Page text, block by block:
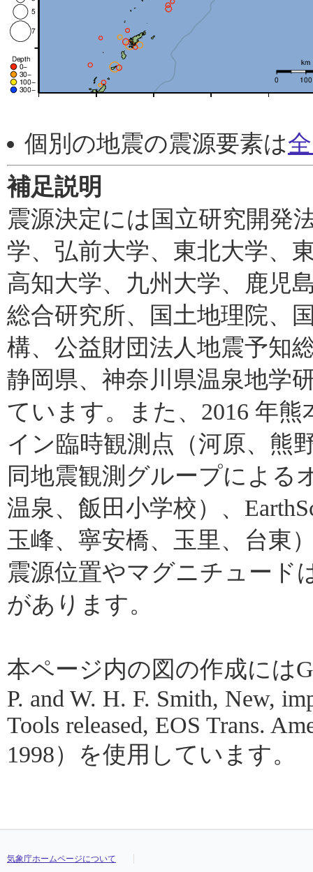
個別の地震の震源要素は
補足説明
震源決定には国立研究開発
学、弘前大学、東北大学、
高知大学、九州大学、鹿児
総合研究所、国土地理院、
構、公益財団法人地震予知
静岡県、神奈川県温泉地学
ています。また、2016 年
イン臨時観測点（河原、熊
同地震観測グループによる
温泉、飯田小学校）、
玉峰、寧安橋、玉里、台東
震源位置やマグニチュード
があります。
本ページ内の図の作成には
P. and W. H. F. Smith, New,
Tools released, EOS Trans.
1998）を使用しています。
気象庁ホームページについて